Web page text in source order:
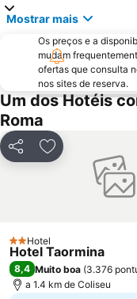
Estádio Olímpico de
La Santa Sede
Fiera di Roma
Via Veneto Rome
Ostia Antica
Nomentano - San
Stazione Tiburtina
Galleria Borghese
Palazzetto dello Sport
Lido di Ostia Levante
Santa Maria en
Mostrar mais
Os preços e a
mudam
ofertas que consulta
nos sites de reserva.
Um dos Hotéis
Roma
PartilharAdicionar aos
2 Estrelas
Hotel
Hotel Taormina
8,4 Muito boa (3.376
a 1.4 km de Coliseu